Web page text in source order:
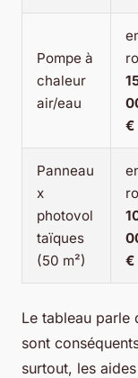
Pompe à
chaleur
air/eau
€
Panneau
x
photovol
taïques
(50 m²)
€
Le tableau parle
sont
surtout, les